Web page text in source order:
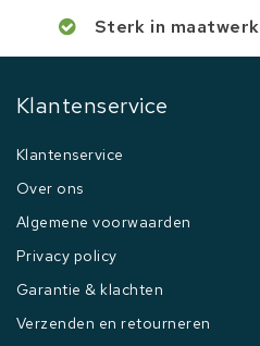
Sterk in maatwerk
Klantenservice
Klantenservice
Over ons
Algemene voorwaarden
Privacy policy
Garantie & klachten
Verzenden en retourneren